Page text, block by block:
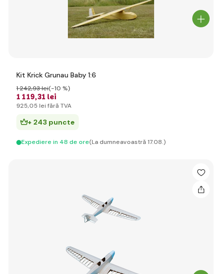
Kit Krick Grunau Baby 1:6
1 119,31 lei
1 242,93 lei(-10 %)
925,05 lei fără TVA
+ 243 puncte
Expediere in 48 de ore(La dumneavoastră 17.08.)